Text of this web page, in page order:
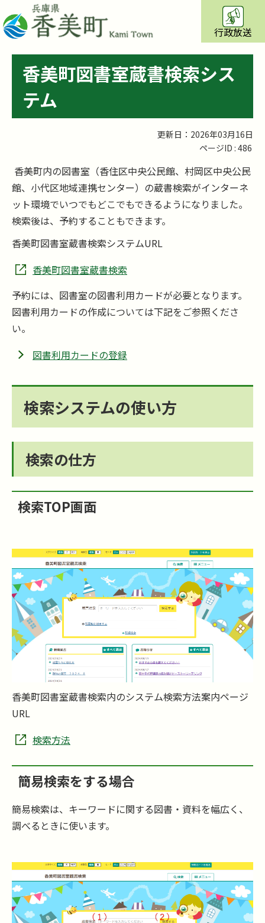
行政放送
香美町図書室蔵書検索シス
テム
更新日：2026年03月16日
ページID : 486
香美町内の図書室（香住区中央公民館、村岡区中央公民
館、小代区地域連携センター）の蔵書検索がインターネ
ット環境でいつでもどこでもできるようになりました。
検索後は、予約することもできます。
香美町図書室蔵書検索システムURL
香美町図書室蔵書検索
予約には、図書室の図書利用カードが必要となります。
図書利用カードの作成については下記をご参照くださ
い。
図書利用カードの登録
検索システムの使い方
検索の仕方
検索TOP画面
香美町図書室蔵書検索内のシステム検索方法案内ページ
URL
検索方法
簡易検索をする場合
簡易検索は、キーワードに関する図書・資料を幅広く、
調べるときに使います。